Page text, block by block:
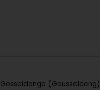
Gosseldange (Gousseldeng)